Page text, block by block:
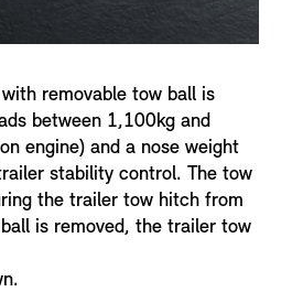
removable tow ball is
between 1,100kg and
engine) and a nose weight
stability control. The tow
the trailer tow hitch from
is removed, the trailer tow